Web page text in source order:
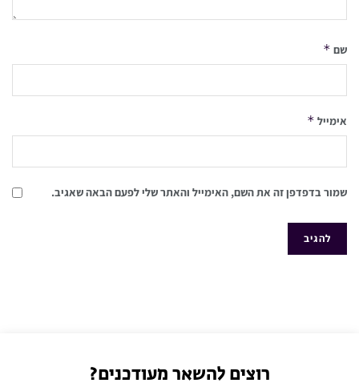
שם *
אימייל *
שמור בדפדפן זה את השם, האימייל והאתר שלי לפעם הבאה שאגיב.
רוצים להשאר מעודכנים?